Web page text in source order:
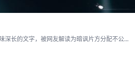
深长的文字，被网友解读为暗讽片方分配不公...